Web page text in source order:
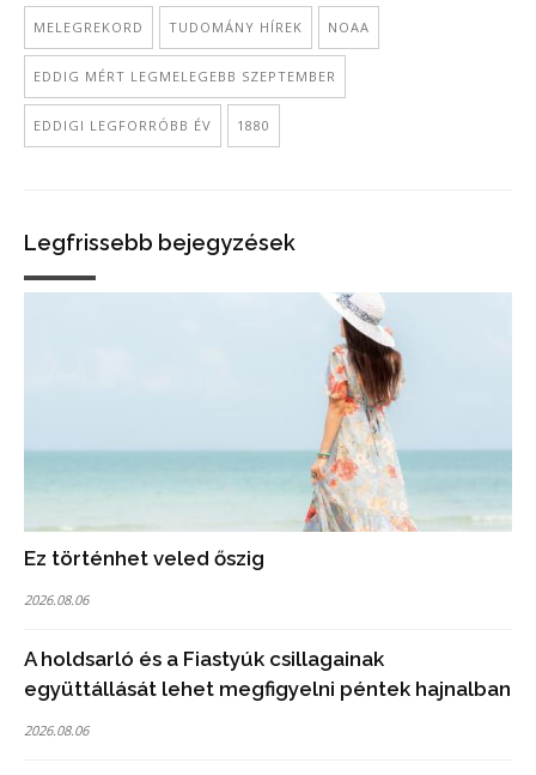
MELEGREKORD TUDOMÁNY HÍREK NOAA
EDDIG MÉRT LEGMELEGEBB SZEPTEMBER
EDDIGI LEGFORRÓBB ÉV 1880
Legfrissebb bejegyzések
Ez történhet veled őszig
2026.08.06
A holdsarló és a Fiastyúk csillagainak
együttállását lehet megfigyelni péntek hajnalban
2026.08.06